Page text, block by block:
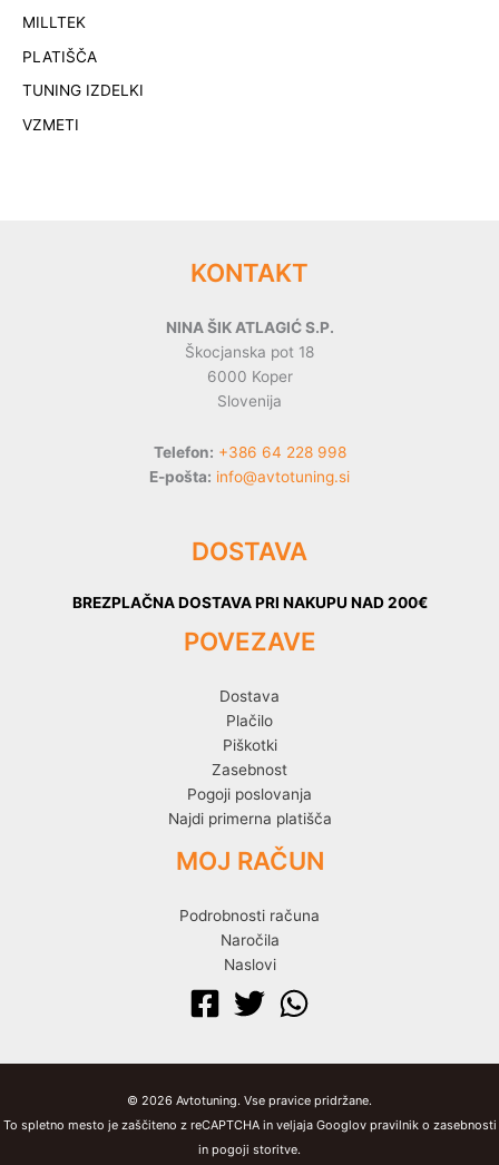
MILLTEK
PLATIŠČA
TUNING IZDELKI
VZMETI
KONTAKT
NINA ŠIK ATLAGIĆ S.P.
Škocjanska pot 18
6000 Koper
Slovenija
Telefon: +386 64 228 998
E-pošta: info@avtotuning.si
DOSTAVA
BREZPLAČNA DOSTAVA PRI NAKUPU NAD 200€
POVEZAVE
Dostava
Plačilo
Piškotki
Zasebnost
Pogoji poslovanja
Najdi primerna platišča
MOJ RAČUN
Podrobnosti računa
Naročila
Naslovi
© 2026 Avtotuning. Vse pravice pridržane.
To spletno mesto je zaščiteno z reCAPTCHA in veljaja Googlov pravilnik o zasebnosti
in pogoji storitve.